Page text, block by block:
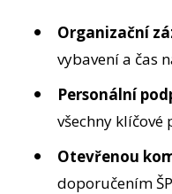
Organizační
vybavení a čas
Personální
všechny klíčové
Otevřenou
doporučením